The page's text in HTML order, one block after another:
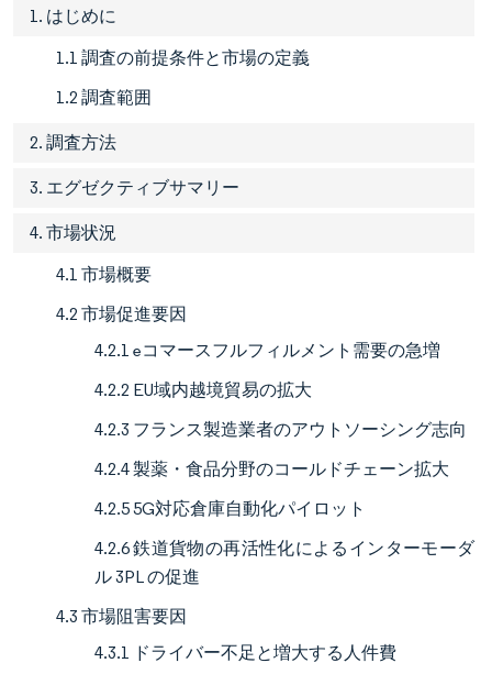
1. はじめに
1.1 調査の前提条件と市場の定義
1.2 調査範囲
2. 調査方法
3. エグゼクティブサマリー
4. 市場状況
4.1 市場概要
4.2 市場促進要因
4.2.1 eコマースフルフィルメント需要の急増
4.2.2 EU域内越境貿易の拡大
4.2.3 フランス製造業者のアウトソーシング志向
4.2.4 製薬・食品分野のコールドチェーン拡大
4.2.5 5G対応倉庫自動化パイロット
4.2.6 鉄道貨物の再活性化によるインターモーダ
ル 3PL の促進
4.3 市場阻害要因
4.3.1 ドライバー不足と増大する人件費